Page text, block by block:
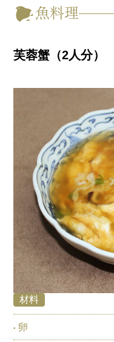
魚料理
芙蓉蟹（2人分）
材料
卵